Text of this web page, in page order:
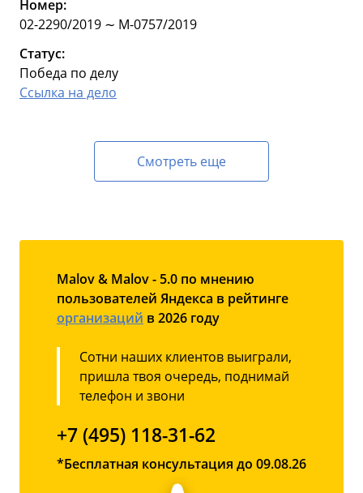
Номер:
02-2290/2019 ∼ М-0757/2019
Статус:
Победа по делу
Ссылка на дело
Смотреть еще
Malov & Malov - 5.0 по мнению
пользователей Яндекса в рейтинге
организаций в 2026 году
Сотни наших клиентов выиграли,
пришла твоя очередь, поднимай
телефон и звони
+7 (495) 118-31-62
*Бесплатная консультация до 09.08.26